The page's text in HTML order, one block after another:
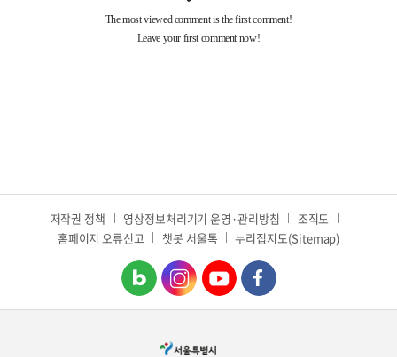
저작권 정책 영상정보처리기기 운영·관리방침
조직도
홈페이지 오류신고
챗봇 서울톡 누리집지도(Sitemap)